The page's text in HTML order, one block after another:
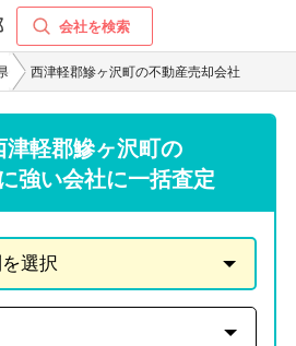
会社を検索
西津軽郡鰺ヶ沢町の不動産売却会社
津軽郡鰺ヶ沢町の
強い会社に一括査定